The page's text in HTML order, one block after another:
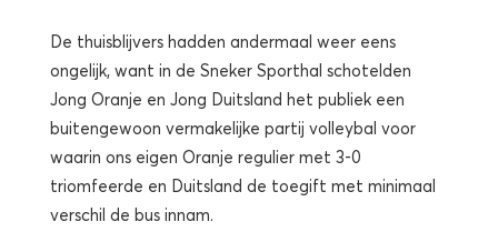
De thuisblijvers hadden andermaal weer eens
ongelijk, want in de Sneker Sporthal schotelden
Jong Oranje en Jong Duitsland het publiek een
buitengewoon vermakelijke partij volleybal voor
waarin ons eigen Oranje regulier met 3-0
triomfeerde en Duitsland de toegift met minimaal
verschil de bus innam.